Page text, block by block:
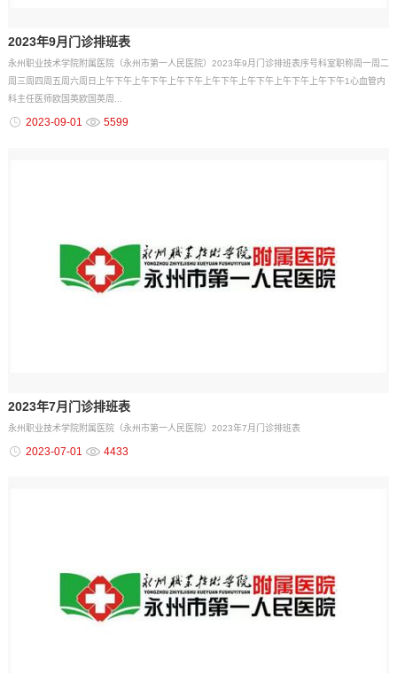
2023年9月门诊排班表
永州职业技术学院附属医院（永州市第一人民医院）2023年9月门诊排班表序号科室职称周一周二
周三周四周五周六周日上午下午上午下午上午下午上午下午上午下午上午下午上午下午1心血管内
科主任医师欧国英欧国英周...
2023-09-01 5599
2023年7月门诊排班表
永州职业技术学院附属医院（永州市第一人民医院）2023年7月门诊排班表
2023-07-01 4433